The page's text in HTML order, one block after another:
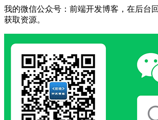
我的微信公众号：前端开发博客，在后台
获取资源。